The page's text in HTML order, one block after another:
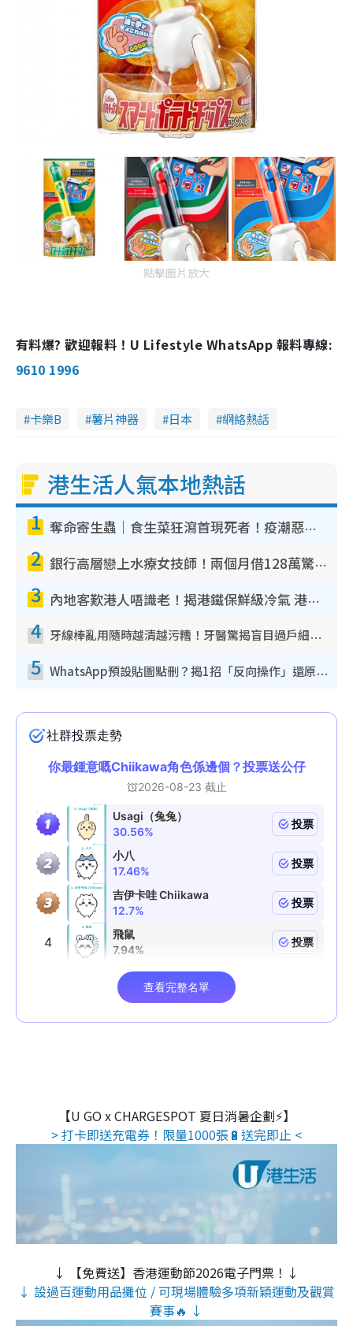
點擊圖片放大
有料爆? 歡迎報料！U Lifestyle WhatsApp 報料專線:
9610 1996
卡樂B 薯片神器 日本 網絡熱話
港生活人氣本地熱話
1 奪命寄生蟲｜食生菜狂瀉首現死者！疫潮惡化錄1.8萬宗病例 揭洗菜3大謬誤
2 銀行高層戀上水療女技師！兩個月借128萬驚覺「沉船」沉落火海 揭背後疑似邪教操控賣淫
3 內地客歎港人唔識老！揭港鐵保鮮級冷氣 港人求放過：咪投訴
4 牙線棒亂用隨時越清越污糟！牙醫驚揭盲目過戶細菌恐致蛀牙：呢種先係日常真保養
5 WhatsApp預設貼圖點刪？揭1招「反向操作」還原簡潔介面 附3步實測教學
【U GO x CHARGESPOT 夏日消暑企劃⚡】
> 打卡即送充電券！限量1000張🔋送完即止 <
↓ 【免費送】香港運動節2026電子門票！↓
↓ 設過百運動用品攤位 / 可現場體驗多項新穎運動及觀賞
賽事🔥 ↓